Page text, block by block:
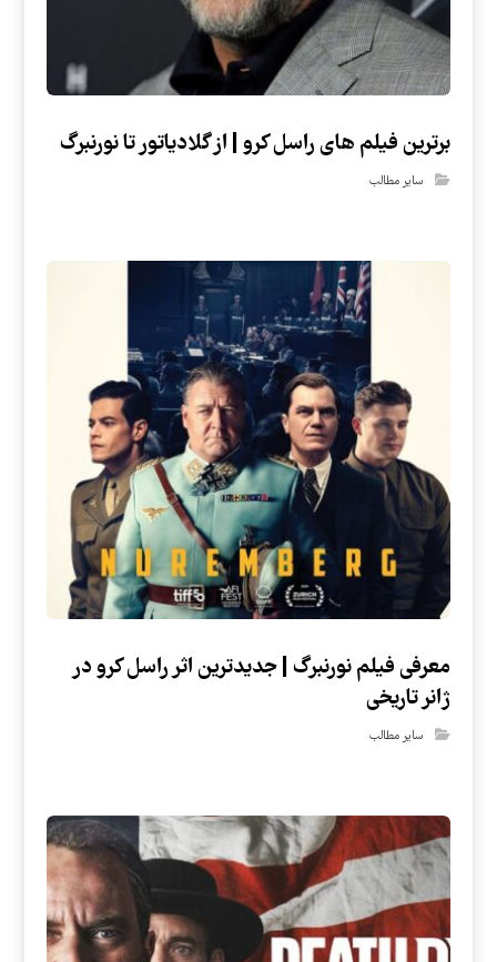
برترین فیلم های راسل کرو | از گلادیاتور تا نورنبرگ
سایر مطالب
معرفی فیلم نورنبرگ | جدیدترین اثر راسل کرو در
ژانر تاریخی
سایر مطالب